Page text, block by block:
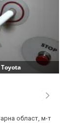
област, м-т